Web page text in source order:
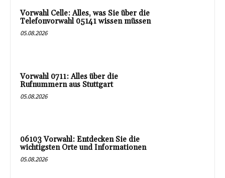
Vorwahl Celle: Alles, was Sie über die
Telefonvorwahl 05141 wissen müssen
05.08.2026
Vorwahl 0711: Alles über die
Rufnummern aus Stuttgart
05.08.2026
06103 Vorwahl: Entdecken Sie die
wichtigsten Orte und Informationen
05.08.2026